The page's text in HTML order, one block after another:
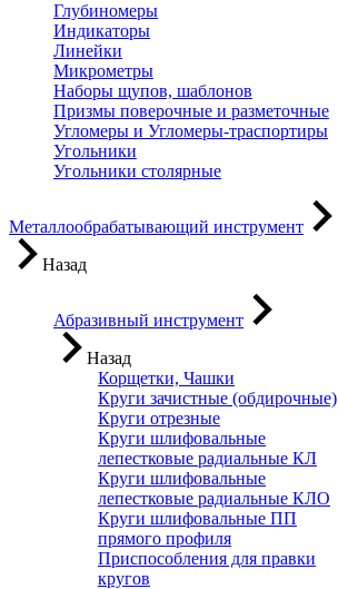
Глубиномеры
Индикаторы
Линейки
Микрометры
Наборы щупов, шаблонов
Призмы поверочные и разметочные
Угломеры и Угломеры-траспортиры
Угольники
Угольники столярные
Металлообрабатывающий инструмент
Назад
Абразивный инструмент
Назад
Корщетки, Чашки
Круги зачистные (обдирочные)
Круги отрезные
Круги шлифовальные
лепестковые радиальные КЛ
Круги шлифовальные
лепестковые радиальные КЛО
Круги шлифовальные ПП
прямого профиля
Приспособления для правки
кругов